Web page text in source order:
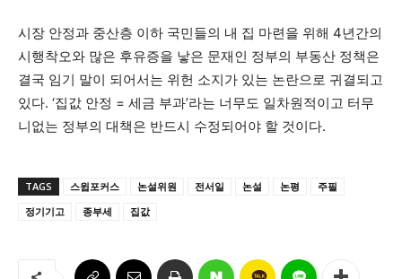
시장 안정과 중산층 이하 국민들의 내 집 마련을 위해 4년간의
시행착오와 많은 후유증을 낳은 문재인 정부의 부동산 정책은
결국 임기 말이 되어서는 위헌 소지가 있는 논란으로 귀결되고
있다. ‘집값 안정 = 세금 부과’라는 너무도 일차원적이고 터무
니없는 정부의 대책은 반드시 수정되어야 할 것이다.
TAGS 스윕포커스 논설위원 전서일 논설 논평
주필
정기기고
종부세 집값